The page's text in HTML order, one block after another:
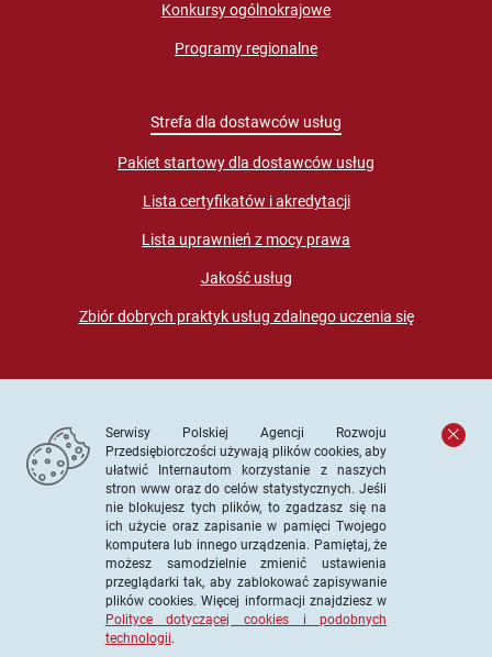
Konkursy ogólnokrajowe
Programy regionalne
Strefa dla dostawców usług
Pakiet startowy dla dostawców usług
Lista certyfikatów i akredytacji
Lista uprawnień z mocy prawa
Jakość usług
Zbiór dobrych praktyk usług zdalnego uczenia się
© PARP. Wszelkie prawa zastrzeżone
Projekt współfinansowany ze środków Unii Europejskiej w
ramach Europejskiego Funduszu Społecznego
Serwisy Polskiej Agencji Rozwoju
Przedsiębiorczości używają plików cookies, aby
ułatwić Internautom korzystanie z naszych
stron www oraz do celów statystycznych. Jeśli
nie blokujesz tych plików, to zgadzasz się na
ich użycie oraz zapisanie w pamięci Twojego
komputera lub innego urządzenia. Pamiętaj, że
możesz samodzielnie zmienić ustawienia
przeglądarki tak, aby zablokować zapisywanie
plików cookies. Więcej informacji znajdziesz w
Polityce dotyczącej cookies i podobnych
technologii.